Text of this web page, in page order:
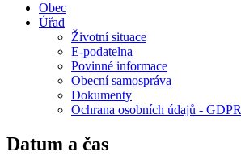
Obec
Úřad
Životní situace
E-podatelna
Povinné informace
Obecní samospráva
Dokumenty
Ochrana osobních údajů - GDPR
Datum a čas